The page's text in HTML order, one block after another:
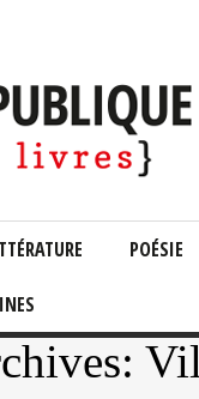
POÉSIE